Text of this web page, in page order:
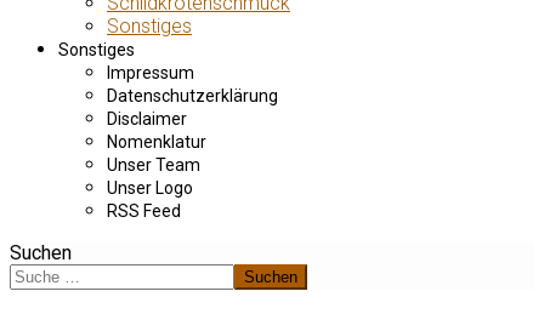
Sonstiges
Sonstiges
Impressum
Datenschutzerklärung
Disclaimer
Nomenklatur
Unser Team
Unser Logo
RSS Feed
Suchen
Suchen